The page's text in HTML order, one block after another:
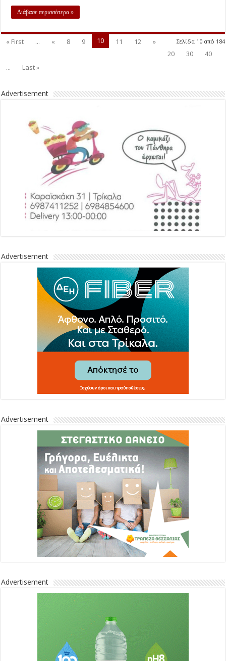
Διάβασε περισσότερα »
Σελίδα 10 από 184
« First ... « 8 9 10 11 12
»
20
30
40
...
Last »
Advertisement
Advertisement
Advertisement
Advertisement